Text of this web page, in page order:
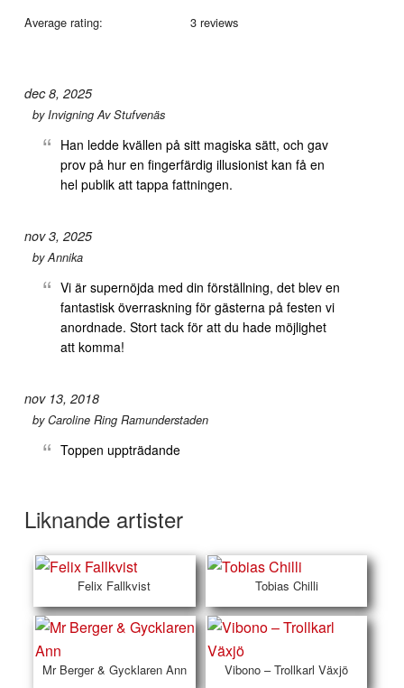
Average rating: 3 reviews
dec 8, 2025
byInvigning Av Stufvenäs
Han ledde kvällen på sitt magiska sätt, och gav
prov på hur en fingerfärdig illusionist kan få en
hel publik att tappa fattningen.
nov 3, 2025
byAnnika
Vi är supernöjda med din förställning, det blev en
fantastisk överraskning för gästerna på festen vi
anordnade. Stort tack för att du hade möjlighet
att komma!
nov 13, 2018
byCaroline Ring Ramunderstaden
Toppen uppträdande
Liknande artister
Felix Fallkvist Tobias Chilli
Mr Berger & Gycklaren Ann Vibono – Trollkarl Växjö